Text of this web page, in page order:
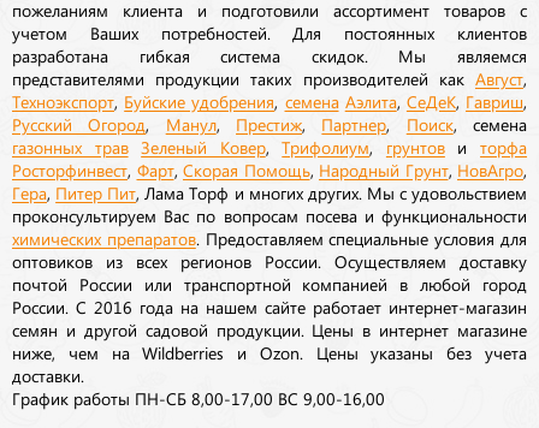
пожеланиям клиента и подготовили ассортимент товаров с
учетом Ваших потребностей. Для постоянных клиентов
разработана гибкая система скидок. Мы являемся
представителями продукции таких производителей как Август
Техноэкспорт Буйские удобрения семена Аэлита, СеДеК Гавриш
Русский Огород Манул, Престиж Партнер Поиск, семена
газонных трав Зеленый Ковер,Трифолиум грунтовиторфа
Росторфинвест Фарт, Скорая Помощь Народный Грунт, НовАгро
Гера Питер Пит , Лама Торф и многих других. Мы с удовольствием
проконсультируем Вас по вопросам посева и функциональности
химических препаратов. Предоставляем специальные условия для
оптовиков из всех регионов России. Осуществляем доставку
почтой России или транспортной компанией в любой город
России. С 2016 года на нашем сайте работает интернет-магазин
семян и другой садовой продукции. Цены в интернет магазине
ниже, чем на Wildberries и Ozon. Цены указаны без учета
доставки.
График работы ПН-СБ 8,00-17,00 ВС 9,00-16,00